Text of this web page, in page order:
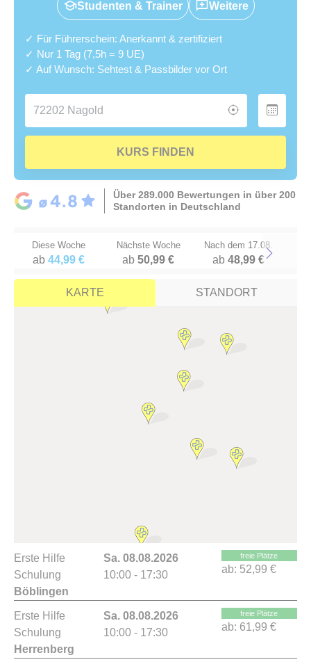
Studenten & Trainer Weitere
✓ Für Führerschein: Anerkannt & zertifiziert
✓ Nur 1 Tag (7,5h = 9 UE)
✓ Auf Wunsch: Sehtest & Passbilder vor Ort
KURS FINDEN
Über 289.000 Bewertungen in über 200
Standorten in Deutschland
Diese Woche
ab44,99 €
Nächste Woche
ab50,99 €
Nach dem 17.08.
ab 48,99 €Next
KARTE STANDORT
Erste Hilfe
Schulung
Böblingen
Sa. 08.08.2026
10:00 - 17:30
freie Plätze
ab: 52,99 €
Erste Hilfe
Schulung
Herrenberg
Sa. 08.08.2026
10:00 - 17:30
freie Plätze
ab: 61,99 €